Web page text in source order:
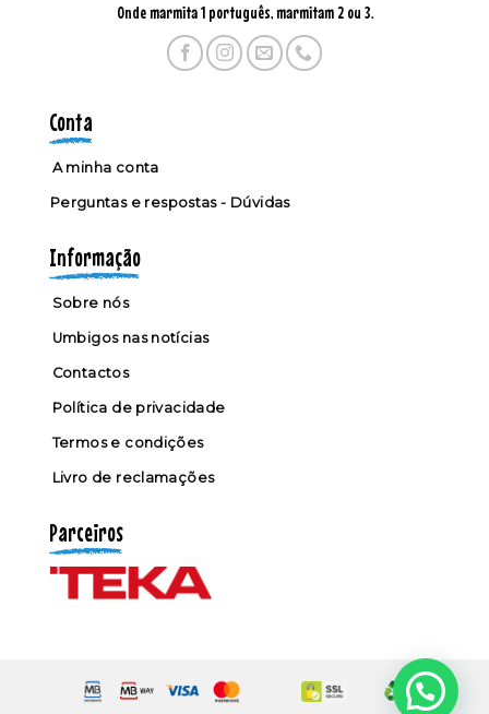
Onde marmita 1 português, marmitam 2 ou 3.
Conta
A minha conta
Perguntas e respostas - Dúvidas
Informação
Sobre nós
Umbigos nas notícias
Contactos
Política de privacidade
Termos e condições
Livro de reclamações
Parceiros